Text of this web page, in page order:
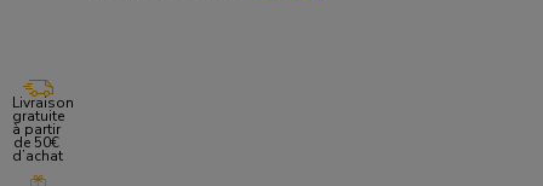
Livraison
gratuite
à partir
de 50€
d’achat